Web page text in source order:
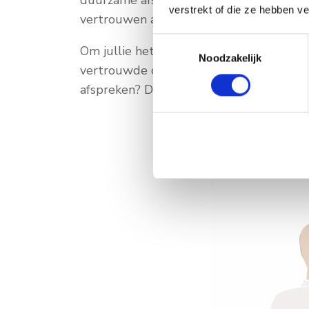
verstrekt of die ze hebben
Noodzakelijk
vertrouwen aan een nieuwe toekomst
Om jullie het zo comfortabel mogelijk
vertrouwde omgeving waarin jullie je
afspreken? Dan regelen wij een